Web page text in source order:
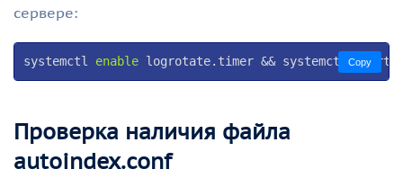
сервере:
systemctl enable logrotate.timer && systemctl start
Copy
Проверка наличия файла
autoindex.conf